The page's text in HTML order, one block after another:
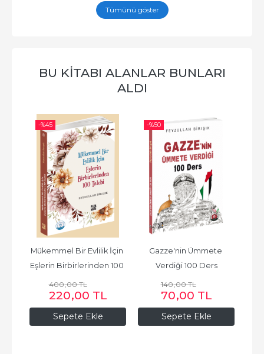
Tümünü göster
BU KITABI ALANLAR BUNLARI
ALDI
-%45
Sepete Ekle
Mükemmel Bir Evlilik İçin
Eşlerin Birbirlerinden 100
Talebi
400,00TL
220,00 TL
-%50
Sepete Ekle
Gazze'nin Ümmete
Verdiği 100 Ders
140,00TL
70,00 TL